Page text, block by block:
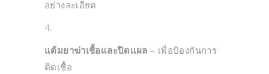
อย่างละเอียด
แต้มยาฆ่าเชื้อและปิดแผล – เพื่อป้องกันการ
ติดเชื้อ